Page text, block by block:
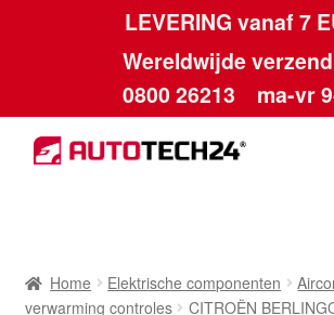
LEVERING vanaf 7
Wereldwijde
0800 26213 ma-vr
Skip
to
Skip
to
Home Elektrische componenten
verwarming controles
CITROËN